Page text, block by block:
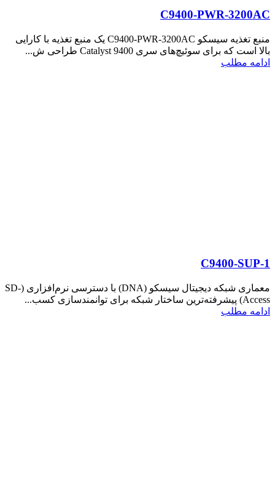
C9400-PWR-3200AC
منبع تغذیه سیسکو C9400-PWR-3200AC یک منبع تغذیه با کارایی
بالا است که برای سوئیچ‌های سری Catalyst 9400 طراحی ش...
ادامه مطلب
C9400-SUP-1
معماری شبکه دیجیتال سیسکو (DNA) با دسترسی نرم‌افزاری (SD-
Access) پیشرفته‌ترین ساختار شبکه برای توانمندسازی کسب...
ادامه مطلب